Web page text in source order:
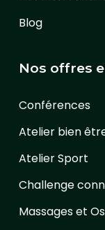
Blog
Nos offres
Conférences
Atelier bien
Atelier Sport
Challenge
Massages et